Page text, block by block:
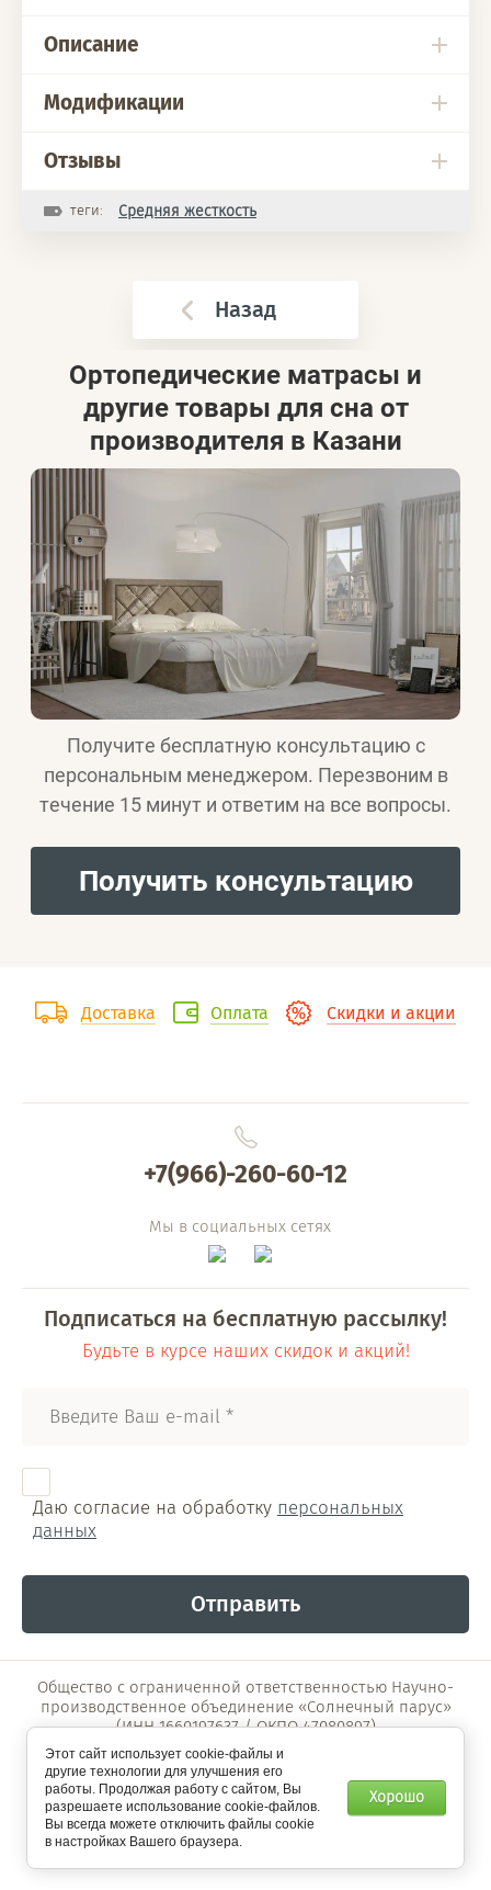
Описание
Модификации
Отзывы
теги: Средняя жесткость
Назад
Ортопедические матрасы и
другие товары для сна от
производителя в Казани
Получите бесплатную консультацию с
персональным менеджером. Перезвоним в
течение 15 минут и ответим на все вопросы.
Получить консультацию
Доставка Оплата Скидки и акции
+7(966)-260-60-12
Мы в социальных сетях
Подписаться на бесплатную рассылку!
Будьте в курсе наших скидок и акций!
Даю согласие на обработку персональных
данных
Отправить
Общество с ограниченной ответственностью Научно-
производственное объединение «Солнечный парус»
(ИНН 1660197637 / ОКПО 47080897)
Мегагрупп.ру
Этот сайт использует cookie-файлы и
другие технологии для улучшения его
работы. Продолжая работу с сайтом, Вы
разрешаете использование cookie-файлов.
Вы всегда можете отключить файлы cookie
в настройках Вашего браузера.
Хорошо